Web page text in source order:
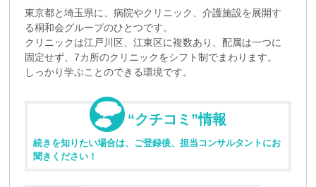
東京都と埼玉県に、病院やクリニック、介護施設を展開す
る桐和会グループのひとつです。
クリニックは江戸川区、江東区に複数あり、配属は一つに
固定せず、7カ所のクリニックをシフト制でまわります。
しっかり学ぶことのできる環境です。
“クチコミ”情報
続きを知りたい場合は、ご登録後、担当コンサルタントにお
聞きください！